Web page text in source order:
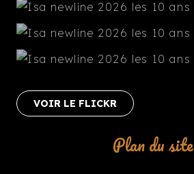
VOIR LE FLICKR
Plan du site